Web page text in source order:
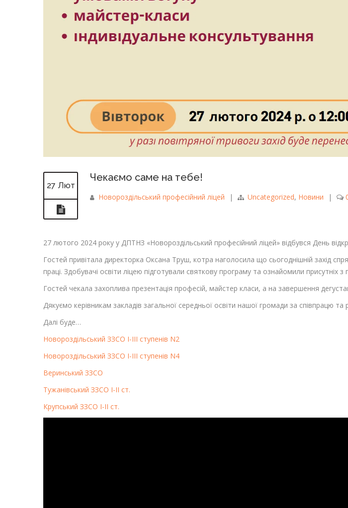
27 Лют
Чекаємо саме на тебе!
Новороздільський професійний ліцей | Uncategorized, Новини |
27 лютого 2024 року у ДПТНЗ «Новороздільський професійний ліцей» відбувся День
Гостей привітала директорка Оксана Труш, котра наголосила що сьогоднішній захід
праці. Здобувачі освіти ліцею підготували святкову програму та ознайомили присутніх
Гостей чекала захоплива презентація професій, майстер класи, а на завершення
Дякуємо керівникам закладів загальної середньої освіти нашої громади за співпрацю та
Далі буде…
Новороздільський ЗЗСО І-ІІІ ступенів N2
Новороздільський ЗЗСО І-ІІІ ступенів N4
Веринський ЗЗСО
Тужанівський ЗЗСО І-ІІ ст.
Крупський ЗЗСО І-ІІ ст.